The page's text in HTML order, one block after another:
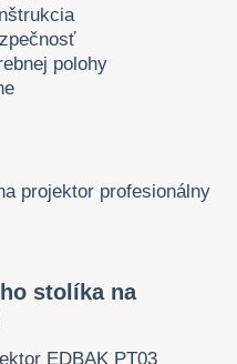
polohy
stolíka na